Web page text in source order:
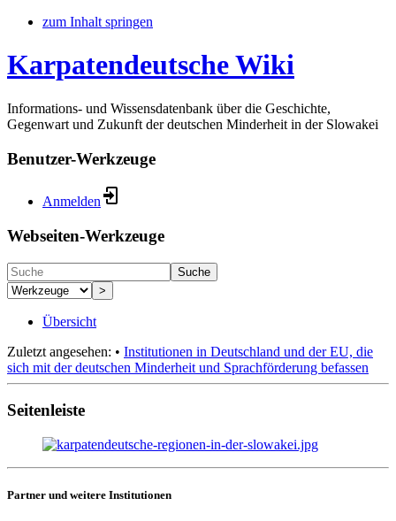
zum Inhalt springen
Karpatendeutsche Wiki
Informations- und Wissensdatenbank über die Geschichte,
Gegenwart und Zukunft der deutschen Minderheit in der Slowakei
Benutzer-Werkzeuge
Anmelden
Webseiten-Werkzeuge
Suche
>
Übersicht
Zuletzt angesehen: • Institutionen in Deutschland und der EU, die
sich mit der deutschen Minderheit und Sprachförderung befassen
Seitenleiste
Partner und weitere Institutionen